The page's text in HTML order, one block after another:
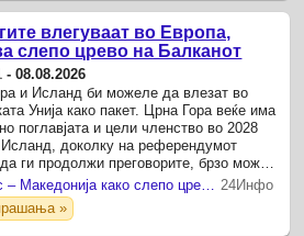
влегуваат во Европа,
слепо црево на Балканот
-08.08.2026
и Исланд би можеле да влезат во
Унија како пакет. Црна Гора веќе има
поглавјата и цели членство во 2028
Исланд, доколку на референдумот
ги продолжи преговорите, брзо може
Албанија напредува. Молдавија24Инфо
»